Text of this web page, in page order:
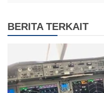
BERITA TERKAIT